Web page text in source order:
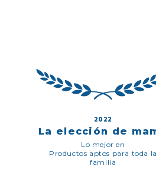
2022
La elección de
Lo mejor en
Productos aptos para toda la
familia